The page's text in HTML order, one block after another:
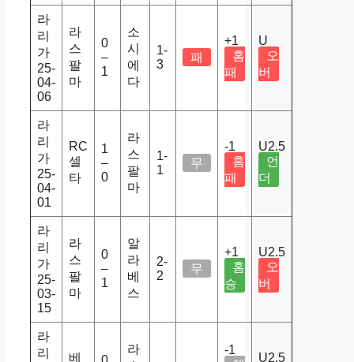
라
리
가
25-
04-
06
라
스
팔
마
0
–
1
소
시
에
다
1-
3
패
+1
홈
패
U
오
버
라
리
가
25-
04-
01
RC
셀
타
1
–
0
라
스
팔
마
1-
1
무
-1
홈
패
U2.5
언
더
라
리
가
25-
03-
15
라
스
팔
마
0
–
1
알
라
베
스
2-
2
무
+1
홈
승
U2.5
오
버
라
리
베
라
-1
U2.5